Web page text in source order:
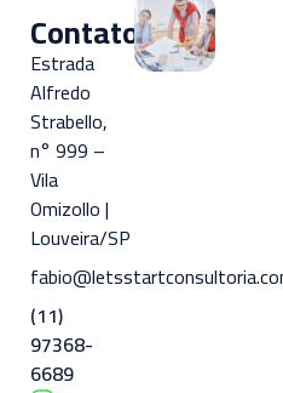
Contato
Estrada
Alfredo
Strabello,
n° 999 –
Vila
Omizollo |
Louveira/SP
(11)
97368-
6689